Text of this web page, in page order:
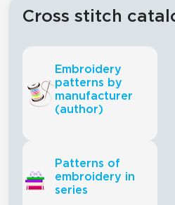
Cross stitch
Embroidery
patterns by
manufacturer
(author)
Patterns of
embroidery in
series